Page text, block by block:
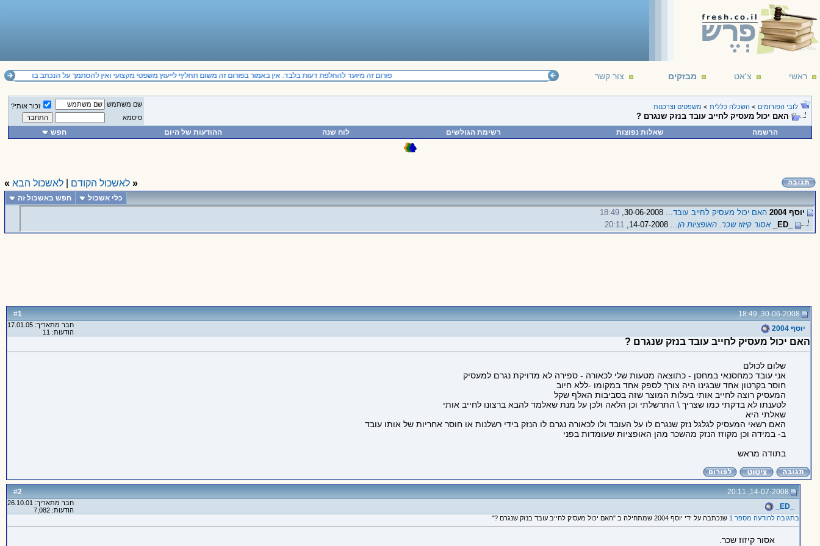
ראשי צ'אט מבזקים צור קשר פורום זה מיועד להחלפת דעות בלבד. אין באמור בפורום זה משום תחליף לייעוץ משפטי מקצועי ואין להסתמך על הנכתב בו
לובי הפורומים > השכלה כללית > משפטים וצרכנות
האם יכול מעסיק לחייב עובד בנזק שנגרם ?
שם משתמש
זכור אותי?
סיסמא
הרשמה שאלות נפוצות רשימת הגולשים לוח שנה ההודעות של היום חפש
« לאשכול הקודם לאשכול הבא »
כלי אשכול חפש באשכול זה
יוסף 2004 האם יכול מעסיק לחייב עובד...
18:49
אסור קיזוז שכר. האופציות הן...14-07-2008,
20:11
#
1
30-06-2008, 18:49
יוסף 2004
חבר מתאריך: 17.01.05
הודעות: 11
האם יכול מעסיק לחייב עובד בנזק שנגרם ?
שלום לכולם
אני עובד כמחסנאי במחסן - כתוצאה מטעות שלי לכאורה - ספירה לא מדויקת נגרם למעסיק
חוסר בקרטון אחד שבגינו היה צורך לספק אחד במקומו -ללא חיוב
המעסיק רוצה לחייב אותי בעלות המוצר שזה בסביבות האלף שקל
לטענתו לא בדקתי כמו שצריך \ התרשלתי וכן הלאה ולכן על מנת שאלמד להבא ברצונו לחייב אותי
שאלתי היא
האם רשאי המעסיק לגלגל נזק שנגרם לו על העובד ולו לכאורה נגרם לו הנזק בידי רשלנות או חוסר אחריות של אותו עובד
ב- במידה וכן מקוזז הנזק מהשכר מהן האופציות שעומדות בפני
בתודה מראש
#
2
14-07-2008, 20:11
חבר מתאריך: 26.10.01
הודעות: 7,082
בתגובה להודעה מספר 1
שנכתבה על ידי יוסף 2004 שמתחילה ב "האם יכול מעסיק לחייב עובד בנזק שנגרם ?"
אסור קיזוז שכר.